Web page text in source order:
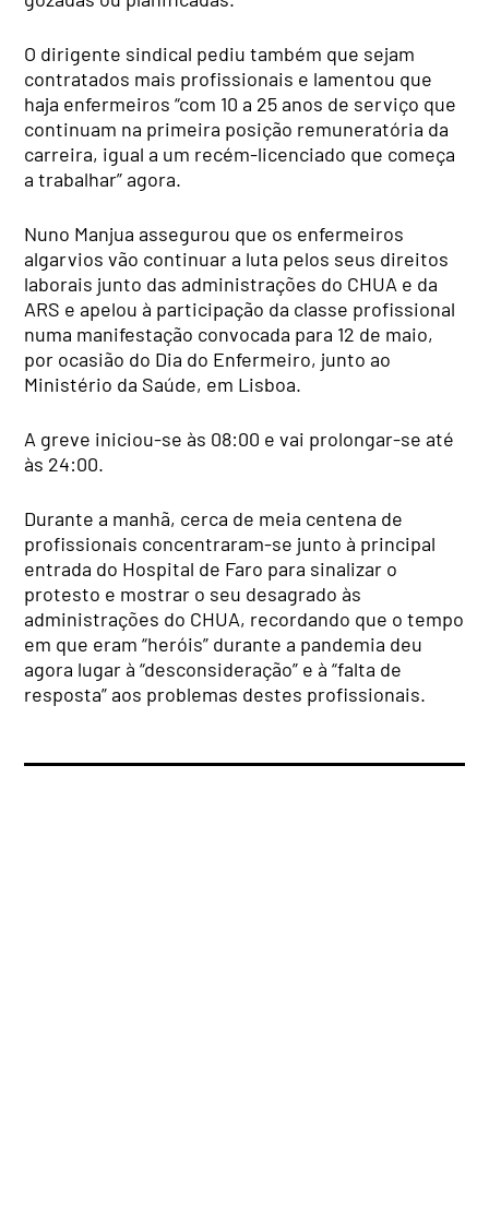
O dirigente sindical pediu também que sejam
contratados mais profissionais e lamentou que
haja enfermeiros “com 10 a 25 anos de serviço que
continuam na primeira posição remuneratória da
carreira, igual a um recém-licenciado que começa
a trabalhar” agora.
Nuno Manjua assegurou que os enfermeiros
algarvios vão continuar a luta pelos seus direitos
laborais junto das administrações do CHUA e da
ARS e apelou à participação da classe profissional
numa manifestação convocada para 12 de maio,
por ocasião do Dia do Enfermeiro, junto ao
Ministério da Saúde, em Lisboa.
A greve iniciou-se às 08:00 e vai prolongar-se até
às 24:00.
Durante a manhã, cerca de meia centena de
profissionais concentraram-se junto à principal
entrada do Hospital de Faro para sinalizar o
protesto e mostrar o seu desagrado às
administrações do CHUA, recordando que o tempo
em que eram “heróis” durante a pandemia deu
agora lugar à “desconsideração” e à “falta de
resposta” aos problemas destes profissionais.